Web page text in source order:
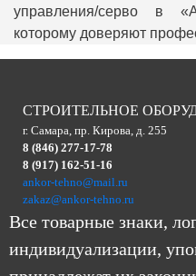
управления/серво в
которому доверяют
СТРОИТЕЛЬНОЕ
г. Самара, пр. Кирова, д. 255
8 (846) 277-17-78
8 (917) 162-51-16
ankor-tehno@mail.ru
zakaz@ankor-tehno.ru
Все товарные знаки,
индивидуализации,